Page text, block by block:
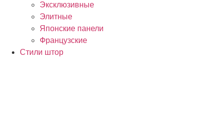
Эксклюзивные
Элитные
Японские панели
Французские
Стили штор